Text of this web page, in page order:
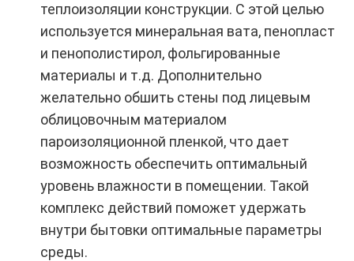
теплоизоляции конструкции. С этой целью
используется минеральная вата, пенопласт
и пенополистирол, фольгированные
материалы и т.д. Дополнительно
желательно обшить стены под лицевым
облицовочным материалом
пароизоляционной пленкой, что дает
возможность обеспечить оптимальный
уровень влажности в помещении. Такой
комплекс действий поможет удержать
внутри бытовки оптимальные параметры
среды.